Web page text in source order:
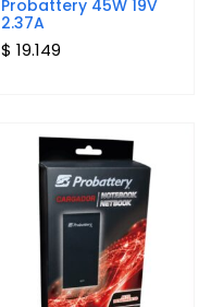
Probattery 45W 19V
2.37A
$ 19.149